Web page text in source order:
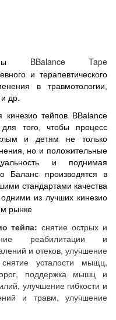
BBalance Tape
и терапевтического
в травмотологии,
др.
кинезио тейпов BBalance
того, чтобы процесс
и детям не только
но и положительные
и поднимая
Баланс производятся в
стандартами качества
из лучших кинезио
рынке
тейпа: снятие острых и
реабилитации и
и отеков, улучшение
усталости мыщц,
поддержка мышц и
улучшение гибкости и
и травм, улучшение